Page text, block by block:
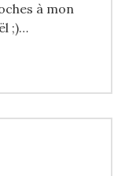
à mon
;)…